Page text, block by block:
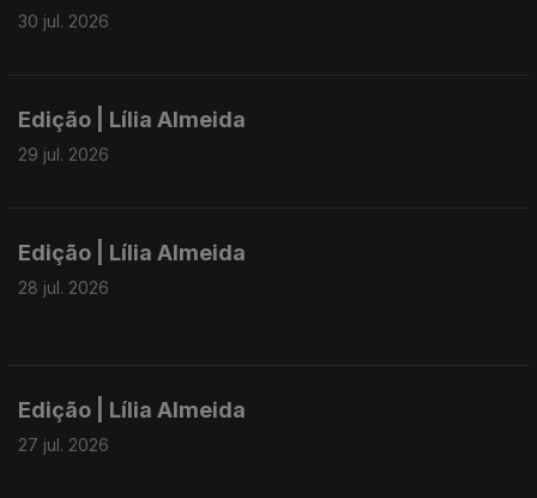
30 jul. 2026
Edição | Lília Almeida
29 jul. 2026
Edição | Lília Almeida
28 jul. 2026
Edição | Lília Almeida
27 jul. 2026